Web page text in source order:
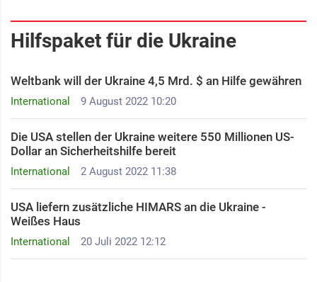
Hilfspaket für die Ukraine
International 9 August 2022 10:20
Weltbank will der Ukraine 4,5 Mrd. $ an Hilfe gewähren
International 2 August 2022 11:38
Die USA stellen der Ukraine weitere 550 Millionen US-
Dollar an Sicherheitshilfe bereit
International 20 Juli 2022 12:12
USA liefern zusätzliche HIMARS an die Ukraine -
Weißes Haus